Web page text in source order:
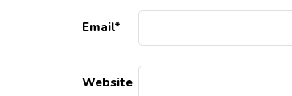
Email*
Website